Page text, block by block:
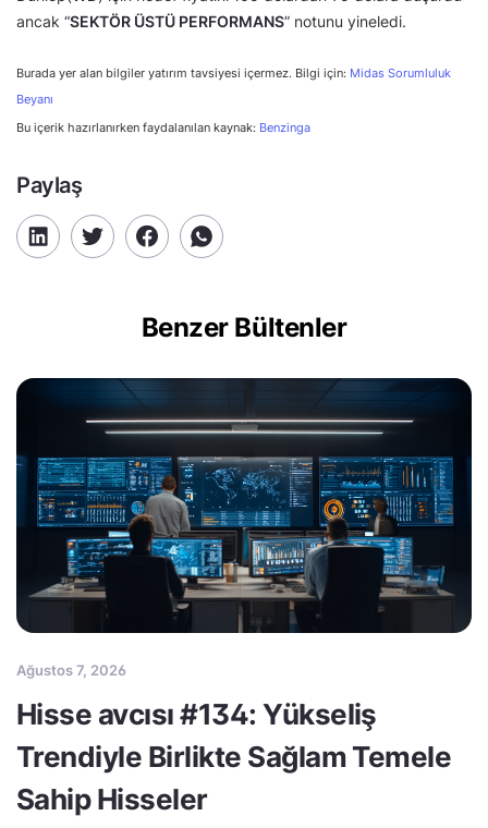
ancak “SEKTÖR ÜSTÜ PERFORMANS” notunu yineledi.
Burada yer alan bilgiler yatırım tavsiyesi içermez. Bilgi için: Midas Sorumluluk
Beyanı
Bu içerik hazırlanırken faydalanılan kaynak: Benzinga
Paylaş
Benzer Bültenler
Ağustos 7, 2026
Hisse avcısı #134: Yükseliş
Trendiyle Birlikte Sağlam Temele
Sahip Hisseler